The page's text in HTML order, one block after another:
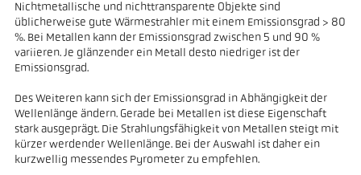
Nichtmetallische und nichttransparente Objekte sind
üblicherweise gute Wärmestrahler mit einem Emissionsgrad > 80
%. Bei Metallen kann der Emissionsgrad zwischen 5 und 90 %
variieren. Je glänzender ein Metall desto niedriger ist der
Emissionsgrad.
Des Weiteren kann sich der Emissionsgrad in Abhängigkeit der
Wellenlänge ändern. Gerade bei Metallen ist diese Eigenschaft
stark ausgeprägt. Die Strahlungsfähigkeit von Metallen steigt mit
kürzer werdender Wellenlänge. Bei der Auswahl ist daher ein
kurzwellig messendes Pyrometer zu empfehlen.